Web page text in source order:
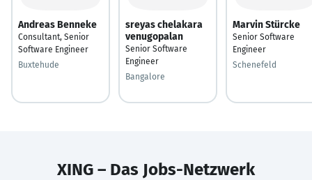
Andreas Benneke
Consultant, Senior
Software Engineer
Buxtehude
sreyas chelakara
venugopalan
Senior Software
Engineer
Bangalore
Marvin Stürcke
Senior Software
Engineer
Schenefeld
XING – Das Jobs-Netzwerk